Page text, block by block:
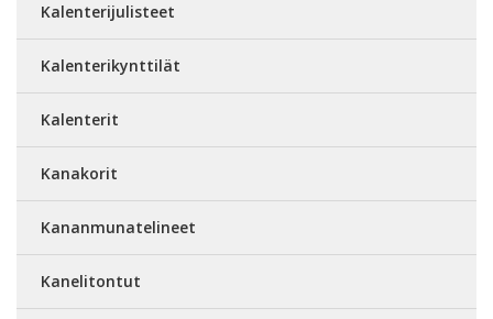
Kalenterijulisteet
Kalenterikynttilät
Kalenterit
Kanakorit
Kananmunatelineet
Kanelitontut